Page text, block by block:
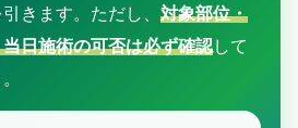
きます。ただし、 対象部位・
日施術の可否は必ず確認して